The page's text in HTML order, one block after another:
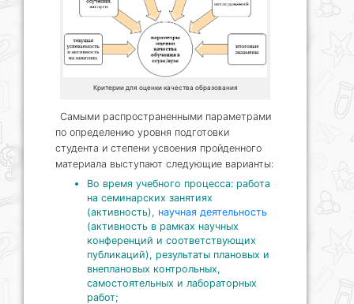
Критерии для оценки качества образования
Самыми распространенными параметрами
по определению уровня подготовки
студента и степени усвоения пройденного
материала выступают следующие варианты:
Во время учебного процесса: работа
на семинарских занятиях
(активность), научная деятельность
(активность в рамках научных
конференций и соответствующих
публикаций), результаты плановых и
внеплановых контрольных,
самостоятельных и лабораторных
работ;